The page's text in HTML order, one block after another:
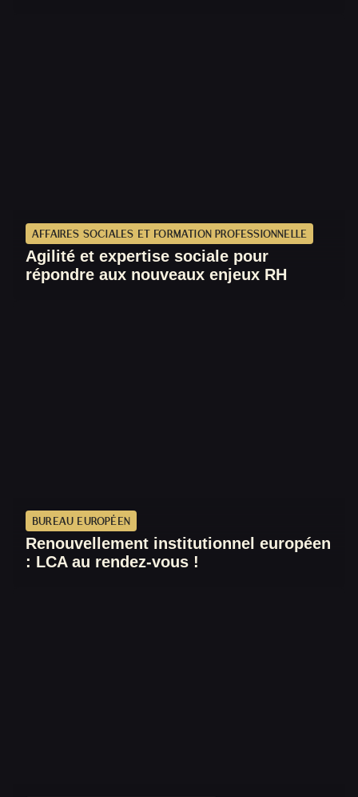
AFFAIRES SOCIALES ET FORMATION PROFESSIONNELLE
Agilité et expertise sociale pour
répondre aux nouveaux enjeux RH
BUREAU EUROPÉEN
Renouvellement institutionnel européen
: LCA au rendez-vous !